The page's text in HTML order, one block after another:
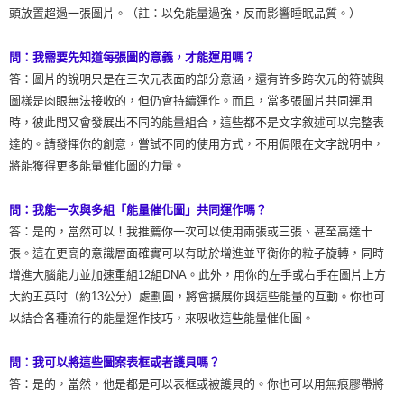
頭放置超過一張圖片。（註：以免能量過強，反而影響睡眠品質。）
問：我需要先知道每張圖的意義，才能運用嗎？
答：圖片的說明只是在三次元表面的部分意涵，還有許多跨次元的符號與
圖樣是肉眼無法接收的，但仍會持續運作。而且，當多張圖片共同運用
時，彼此間又會發展出不同的能量組合，這些都不是文字敘述可以完整表
達的。請發揮你的創意，嘗試不同的使用方式，不用侷限在文字說明中，
將能獲得更多能量催化圖的力量。
問：我能一次與多組「能量催化圖」共同運作嗎？
答：是的，當然可以！我推薦你一次可以使用兩張或三張、甚至高達十
張。這在更高的意識層面確實可以有助於增進並平衡你的粒子旋轉，同時
增進大腦能力並加速重組12組DNA。此外，用你的左手或右手在圖片上方
大約五英吋（約13公分）處劃圓，將會擴展你與這些能量的互動。你也可
以結合各種流行的能量運作技巧，來吸收這些能量催化圖。
問：我可以將這些圖案表框或者護貝嗎？
答：是的，當然，他是都是可以表框或被護貝的。你也可以用無痕膠帶將